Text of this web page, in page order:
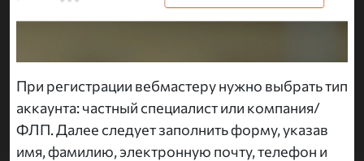
При регистрации вебмастеру нужно выбрать тип
аккаунта: частный специалист или компания/
ФЛП. Далее следует заполнить форму, указав
имя, фамилию, электронную почту, телефон и